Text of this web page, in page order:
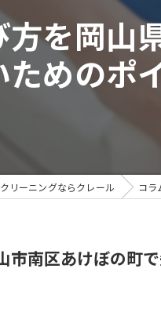
を岡山
ためのポ
リーニングならクレール コラ
南区あけぼの町